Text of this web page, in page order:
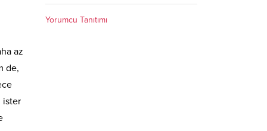
az
de,
ister
Yorumcu Tanıtımı